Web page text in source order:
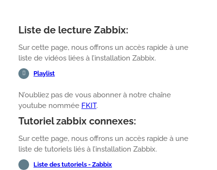
Liste de lecture Zabbix:
Sur cette page, nous offrons un accès rapide à une
liste de vidéos liées à l’installation Zabbix.
Playlist
N’oubliez pas de vous abonner à notre chaîne
youtube nommée FKIT.
Tutoriel zabbix connexes:
Sur cette page, nous offrons un accès rapide à une
liste de tutoriels liés à l’installation Zabbix.
Liste des tutoriels - Zabbix